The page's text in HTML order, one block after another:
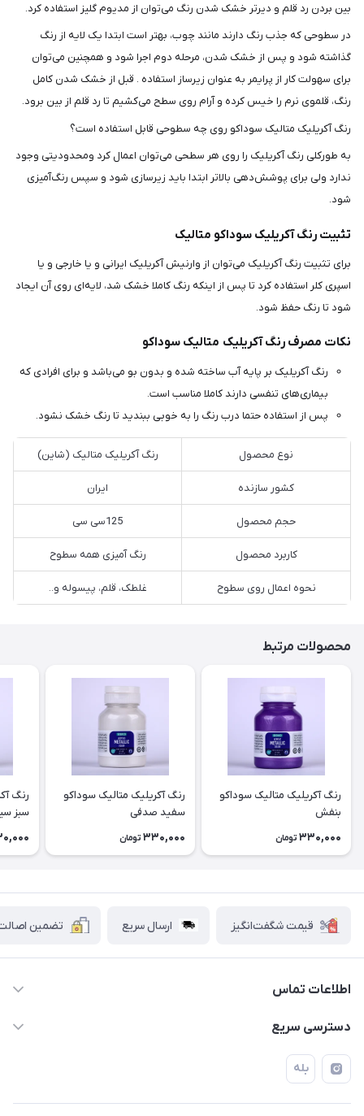
بین بردن رد قلم و دیرتر خشک شدن رنگ می‌توان از مدیوم گلیز استفاده کرد.
در سطوحی که جذب رنگ دارند مانند چوب، بهتر است ابتدا یک لایه از رنگ
گذاشته شود و پس از خشک شدن، مرحله دوم اجرا شود و همچنین می‌توان
برای سهولت کار از پرایمر به عنوان زیرساز استفاده . قبل از خشک شدن کامل
رنگ، قلموی نرم را خیس کرده و آرام روی سطح می‌کشیم تا رد قلم از بین برود.
رنگ آکریلیک متالیک سوداکو روی چه سطوحی قابل استفاده است؟
به طورکلی رنگ آکریلیک را روی هر سطحی می‌توان اعمال کرد ومحدودیتی وجود
ندارد ولی برای پوشش‌دهی بالاتر ابتدا باید زیرسازی شود و سپس رنگ‌آمیزی
شود.
تثبیت رنگ آکریلیک سوداکو متالیک
برای تثبیت رنگ آکریلیک می‌توان از وارنیش آکریلیک ایرانی و یا خارجی و یا
اسپری کلر استفاده کرد تا پس از اینکه رنگ کاملا خشک شد، لایه‌ای روی آن ایجاد
شود تا رنگ حفظ شود.
نکات مصرف رنگ آکریلیک متالیک سوداکو
رنگ آکریلیک بر پایه آب ساخته شده و بدون بو می‌باشد و برای افرادی که
بیماری‌های تنفسی دارند کاملا مناسب است.
پس از استفاده حتما درب رنگ را به خوبی ببندید تا رنگ خشک نشود.
نوع محصول رنگ آکریلیک متالیک (شاین)
کشور سازنده ایران
حجم محصول 125سی سی
کاربرد محصول رنگ آمیزی همه سطوح
نحوه اعمال روی سطوح غلطک، قلم، پیسوله و..
محصولات مرتبط
رنگ آکریلیک متالیک سوداکو
بنفش
330,000 تومان
رنگ آکریلیک متالیک سوداکو
سفید صدفی
330,000 تومان
رنگ
سبز
قیمت شگفت‌انگیز ارسال سریع تضمین اصالت
اطلاعات تماس
۰۲۱۷۷۰۶۰۰۲۸ ـ ۰۹۱۹۰۰۲۸۲۴۷
فروشگاه آبتین
دسترسی سریع
حساب کاربری
بله